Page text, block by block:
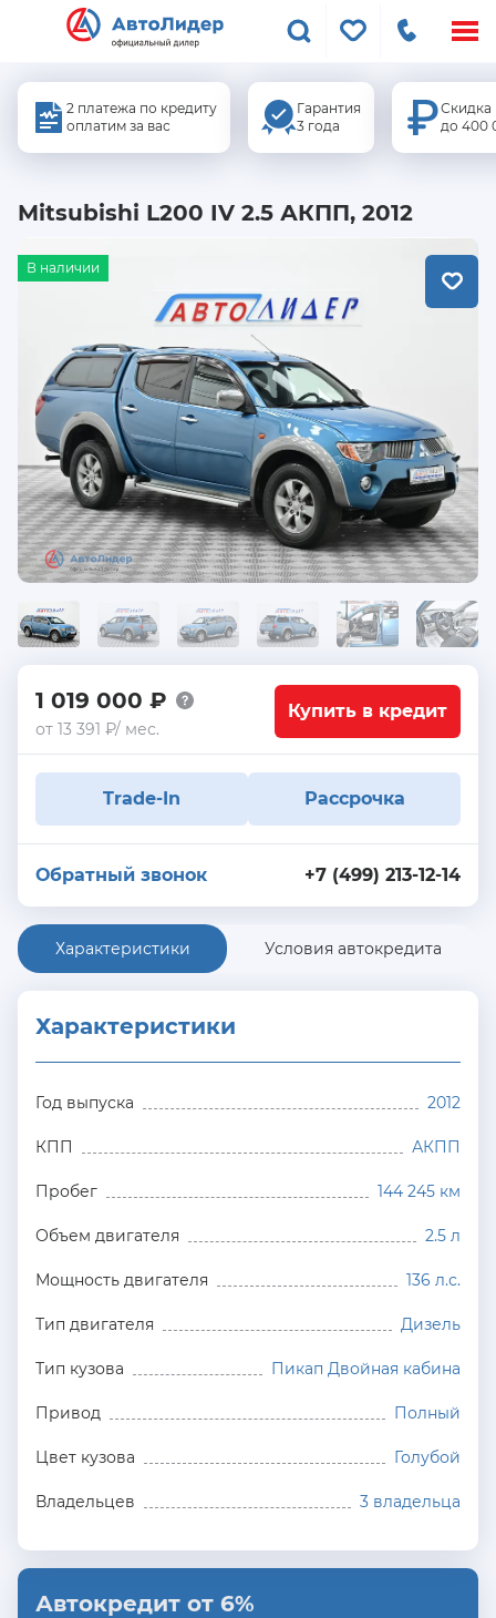
2 платежа по кредиту
оплатим за вас
Гарантия
3 года
Скидка
до 400
Mitsubishi L200 IV 2.5 АКПП, 2012
В наличии
1 019 000 ₽
от 13 391 ₽/ мес.
Купить в кредит
Trade-In Рассрочка
+7 (499) 213-12-14
Обратный звонок
Характеристики Условия автокредита
Характеристики
Год выпуска 2012
КПП АКПП
Пробег 144 245 км
Объем двигателя 2.5 л
Мощность двигателя 136 л.с.
Тип двигателя Дизель
Тип кузова Пикап Двойная кабина
Привод Полный
Цвет кузова Голубой
Владельцев 3 владельца
Автокредит от 6%